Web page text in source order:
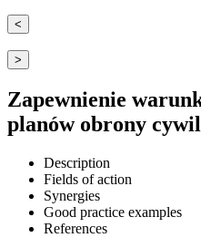
<
>
Zapewnienie
planów obrony
Description
Fields of action
Synergies
Good practice examples
References